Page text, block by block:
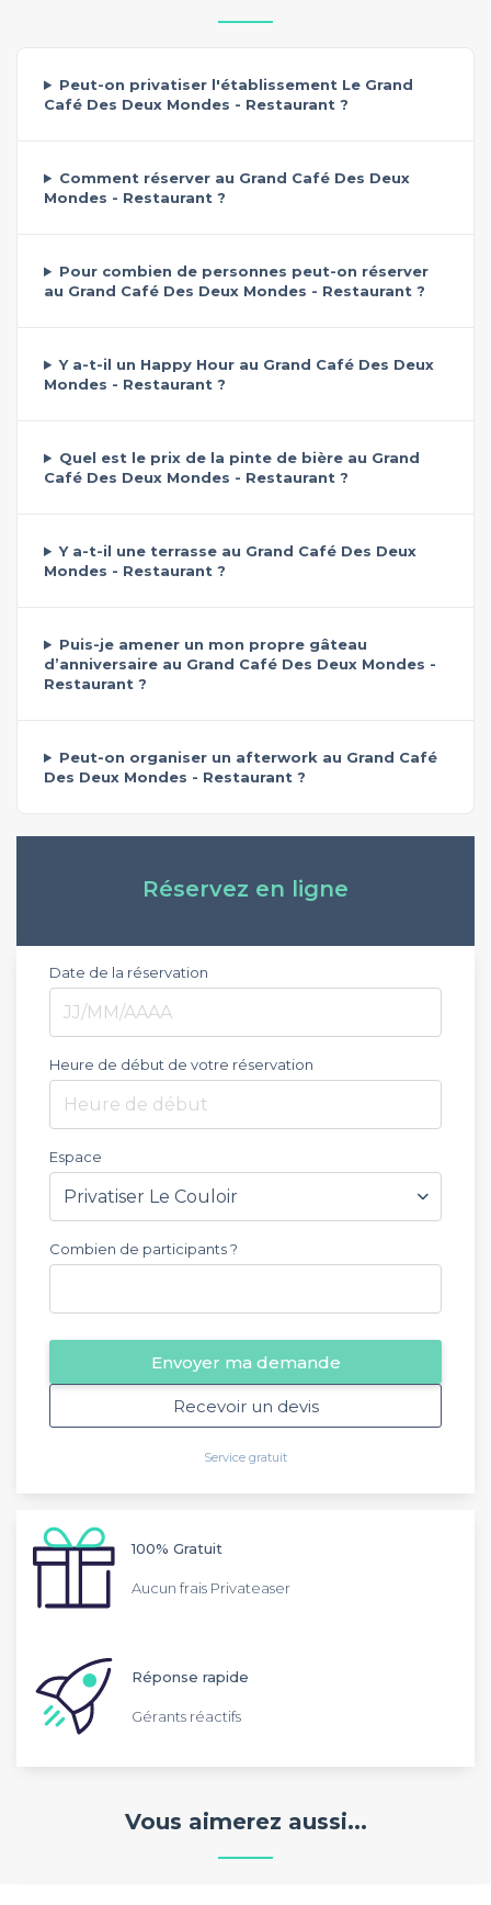
Peut-on privatiser l'établissement Le Grand
Café Des Deux Mondes - Restaurant ?
Comment réserver au Grand Café Des Deux
Mondes - Restaurant ?
Pour combien de personnes peut-on réserver
au Grand Café Des Deux Mondes - Restaurant ?
Y a-t-il un Happy Hour au Grand Café Des Deux
Mondes - Restaurant ?
Quel est le prix de la pinte de bière au Grand
Café Des Deux Mondes - Restaurant ?
Y a-t-il une terrasse au Grand Café Des Deux
Mondes - Restaurant ?
Puis-je amener un mon propre gâteau
d’anniversaire au Grand Café Des Deux Mondes -
Restaurant ?
Peut-on organiser un afterwork au Grand Café
Des Deux Mondes - Restaurant ?
Réservez en ligne
Date de la réservation
Heure de début de votre réservation
Heure de début
Espace
Combien de participants ?
Envoyer ma demande
Recevoir un devis
Service gratuit
100% Gratuit
Aucun frais Privateaser
Réponse rapide
Gérants réactifs
Vous aimerez aussi...